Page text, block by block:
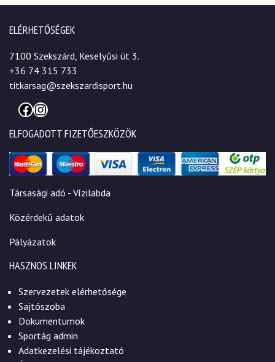
ELÉRHETŐSÉGEK
7100 Szekszárd, Keselyűsi út 3.
+36 74 315 733
titkarsag@szekszardisport.hu
Facebook
Instagram
ELFOGADOTT FIZETŐESZKÖZÖK
Társasági adó - Vízilabda
Közérdekű adatok
Pályázatok
HASZNOS LINKEK
Szervezetek elérhetősége
Sajtószoba
Dokumentumok
Sportág admin
Adatkezelési tájékoztató